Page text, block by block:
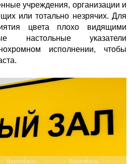
учреждения, организации и
или тотально незрячих. Для
цвета плохо видящими
настольные указатели
исполнении, чтобы